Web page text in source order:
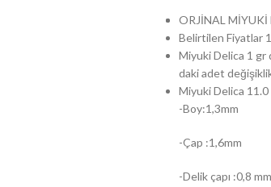
ORJİNAL MİYUKİ
Belirtilen Fiyatlar 1
Miyuki Delica 1 gr
daki adet
Miyuki Delica
-Boy:1,3mm
-Çap :1,6mm
-Delik çapı :0,8 mm